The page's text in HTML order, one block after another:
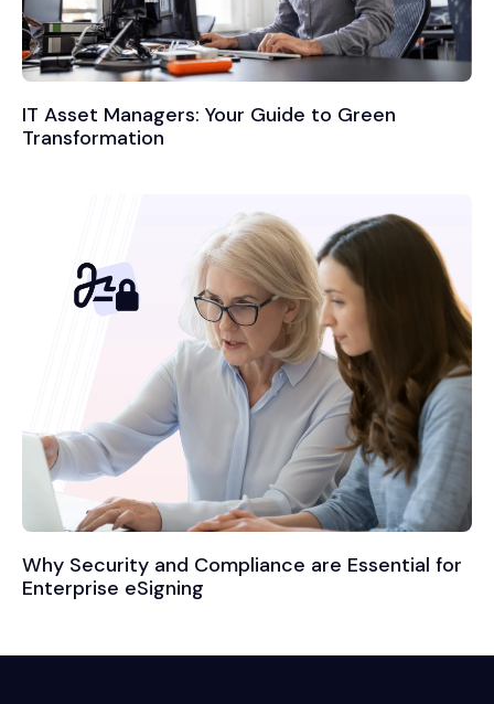
IT Asset Managers: Your Guide to Green
Transformation
Why Security and Compliance are Essential for
Enterprise eSigning